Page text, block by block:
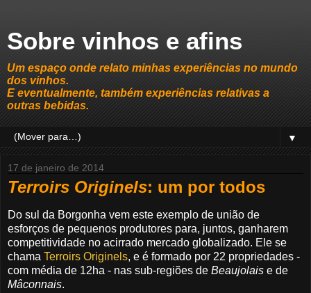
Sobre vinhos e afins
Um espaço onde relato minhas experiências no mundo
dos vinhos.
E eventualmente, também experiências relativas a
outras bebidas.
▼
17 de janeiro de 2014
Terroirs Originels: um por todos
Do sul da Borgonha vem este exemplo de união de
esforços de pequenos produtores para, juntos, ganharem
competitividade no acirrado mercado globalizado. Ele se
chama Terroirs Originels, e é formado por 22 propriedades -
com média de 12ha - nas sub-regiões de Beaujolais e de
Mâconnais.